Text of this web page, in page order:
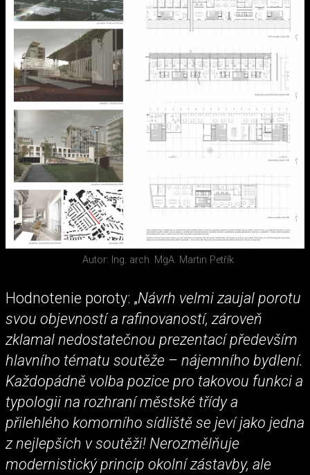
Autor: Ing. arch. MgA. Martin Petřík
Hodnotenie poroty: „Návrh velmi zaujal porotu
svou objevností a rafinovaností, zároveň
zklamal nedostatečnou prezentací především
hlavního tématu soutěže – nájemního bydlení.
Každopádně volba pozice pro takovou funkci a
typologii na rozhraní městské třídy a
přilehlého komorního sídliště se jeví jako jedna
z nejlepších v soutěži! Nerozmělňuje
modernistický princip okolní zástavby, ale